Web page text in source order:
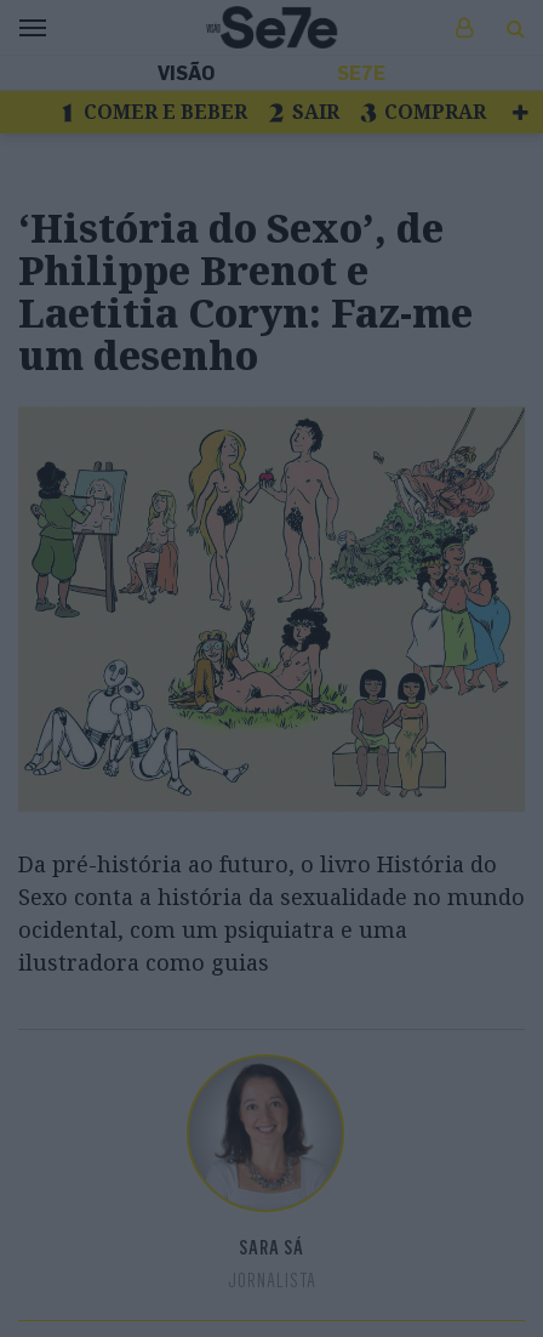
VISÃO SE7E
COMER E BEBER SAIR
COMPRAR
‘História do Sexo’, de
Philippe Brenot e
Laetitia Coryn: Faz-me
um desenho
Da pré-história ao futuro, o livro História do
Sexo conta a história da sexualidade no mundo
ocidental, com um psiquiatra e uma
ilustradora como guias
SARA SÁ
JORNALISTA